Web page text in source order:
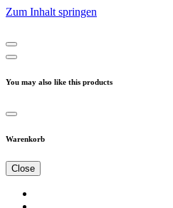
Zum Inhalt springen
You may also like this products
Warenkorb
Close